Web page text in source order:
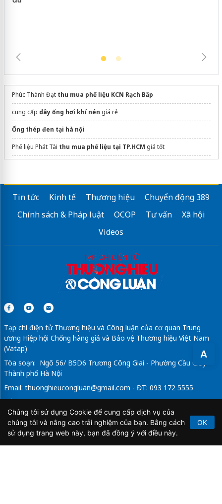
A
Phúc Thành Đạt thu mua phế liệu KCN Rạch Bắp
cung cấp dây ống hơi khí nén giá rẻ
Ống thép đen tại hà nội
Phế liệu Phát Tài thu mua phế liệu tại TP.HCM giá tốt
Tham khảo giá sắt phi 16
Sửa máy rửa bát bosch
chất lượng
Tin tức Kinh tế Thương hiệu
Chuyển động 389
Chính sách & Pháp luật
OCOP Tư vấn
Xã hội
Videos
Tạp chí điện tử Thương hiệu và Công luận của cơ quan Trung
ương Hiệp hội Chống hàng giả và Bảo vệ Thương hiệu Việt Nam
(Vatap)
Tòa soạn: Ngõ 56/ B5D6 Trương Công Giai - Phường Cầu Giấy -
Thành phố Hà Nội
Email: thuonghieucongluan@gmail.com - ĐT: 093 172 5555
Tổng Biên Tập: Vũ Đức Thuận
Giấy phép hoạt động báo chí điện tử số 64/GP-BTTTT do Bộ
Thông tin và Truyền thông cấp ngày 21/2/2020.
Chúng tôi sử dụng Cookie để cung cấp dịch vụ của
chúng tôi và nâng cao trải nghiệm của bạn. Bằng cách
sử dụng trang web này, bạn đã đồng ý với điều này.
OK